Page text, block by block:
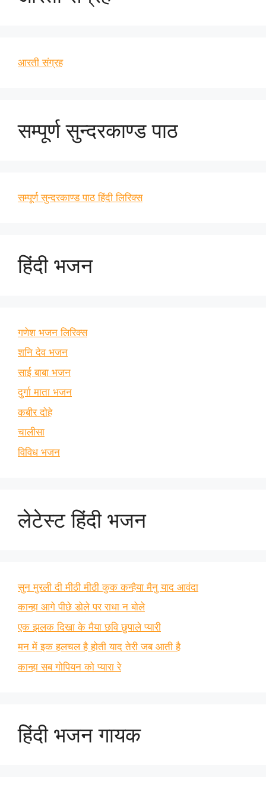
आरती संग्रह
सम्पूर्ण सुन्दरकाण्ड पाठ
सम्पूर्ण सुन्दरकाण्ड पाठ हिंदी लिरिक्स
हिंदी भजन
गणेश भजन लिरिक्स
शनि देव भजन
साई बाबा भजन
दुर्गा माता भजन
कबीर दोहे
चालीसा
विविध भजन
लेटेस्ट हिंदी भजन
सुन मुरली दी मीठी मीठी कुक कन्हैया मैनु याद आवंदा
कान्हा आगे पीछे डोले पर राधा न बोले
एक झलक दिखा के मैया छवि छुपाले प्यारी
मन में इक हलचल है होती याद तेरी जब आती है
कान्हा सब गोपियन को प्यारा रे
हिंदी भजन गायक